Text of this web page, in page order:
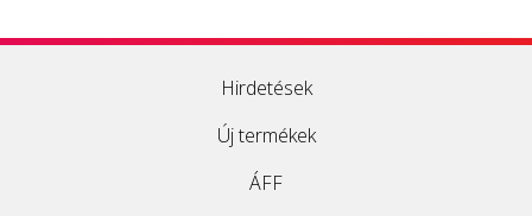
SZOLGÁLTATÁSOK
Hirdetések
Új termékek
ÁFF